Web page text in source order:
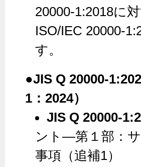
20000-1:2018に
ISO/IEC 20000-
す。
●JIS Q 20000-
1：2024）
JIS Q 20000-
ント—第１部：
事項（追補1）